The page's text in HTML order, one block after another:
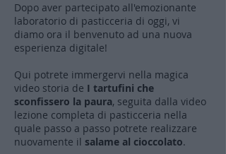
Dopo aver partecipato all'emozionante
laboratorio di pasticceria di oggi, vi
diamo ora il benvenuto ad una nuova
esperienza digitale!
Qui potrete immergervi nella magica
video storia de I tartufini che
sconfissero la paura, seguita dalla video
lezione completa di pasticceria nella
quale passo a passo potrete realizzare
nuovamente il salame al cioccolato.